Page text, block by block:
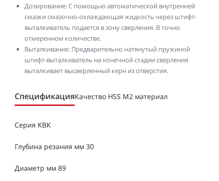
Дозирование: С помощью автоматической внутренней
смазки смазочно-охлаждающая жидкость через штифт-
выталкиватель подается в зону сверления. В точно
отмеренном количестве.
Выталкивание: Предварительно натянутый пружиной
штифт-выталкиватель на конечной стадии сверления
выталкивает высверленный керн из отверстия.
СпецификацияКачество HSS M2 материал
Серия KBK
Глубина резания мм 30
Диаметр мм 89